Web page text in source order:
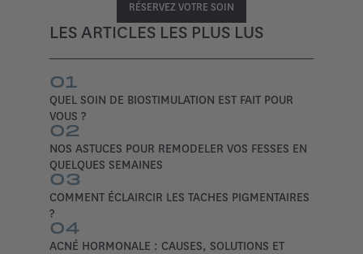
RÉSERVEZ VOTRE SOIN
LES ARTICLES LES PLUS LUS
01
QUEL SOIN DE BIOSTIMULATION EST FAIT POUR
VOUS ?
02
NOS ASTUCES POUR REMODELER VOS FESSES EN
QUELQUES SEMAINES
03
COMMENT ÉCLAIRCIR LES TACHES PIGMENTAIRES
?
04
ACNÉ HORMONALE : CAUSES, SOLUTIONS ET